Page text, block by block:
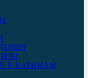
К КАБИНАМ